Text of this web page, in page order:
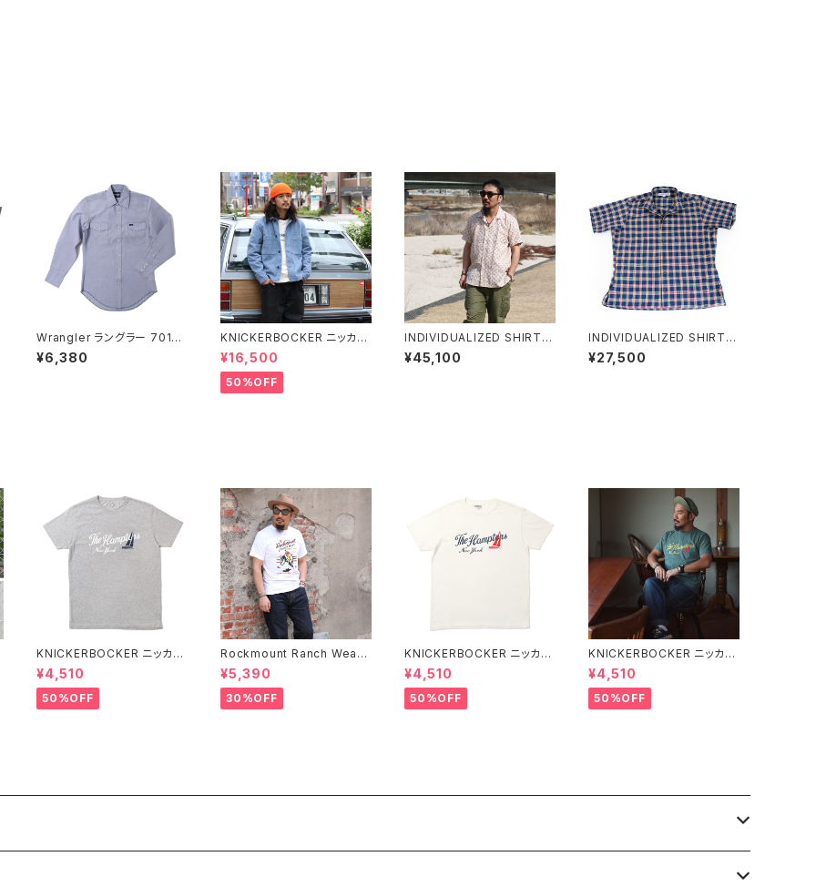
Wrangler ラングラー 70130
MW シャンブレー 長袖シャツ
ウエスタンシャツ
¥6,380
KNICKERBOCKER ニッカー
ボッカー コーデュロイチョア
シャツ 全2色
¥16,500
50%OFF
INDIVIDUALIZED SHIRTS
インディビジュアライズドシャ
ツ Vintage Linen Camp C
¥45,100
INDIVIDUALIZED SHIRTS
インディビジュアライズドシャ
ツ キャンプカラー コットン チ
¥27,500
KNICKERBOCKER ニッカー
ボッカー HEATHER GREY
ハンプトン Tシャツ
¥4,510
50%OFF
Rockmount Ranch Wear
ロックマウント ランチウェア R
ockmount Bronc Western
T-Shirt 半袖Tシャツ 全3色
¥5,390
30%OFF
KNICKERBOCKER ニッカー
ボッカー MILK ハンプトン T
シャツ
¥4,510
50%OFF
KNICKERBOCKER ニッカー
ボッカー GREEN ハンプトン
Tシャツ
¥4,510
50%OFF